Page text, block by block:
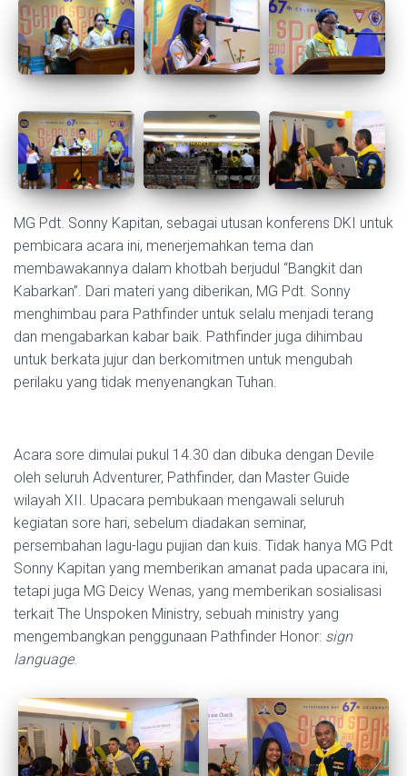
MG Pdt. Sonny Kapitan, sebagai utusan konferens DKI untuk
pembicara acara ini, menerjemahkan tema dan
membawakannya dalam khotbah berjudul “Bangkit dan
Kabarkan”. Dari materi yang diberikan, MG Pdt. Sonny
menghimbau para Pathfinder untuk selalu menjadi terang
dan mengabarkan kabar baik. Pathfinder juga dihimbau
untuk berkata jujur dan berkomitmen untuk mengubah
perilaku yang tidak menyenangkan Tuhan.
Acara sore dimulai pukul 14.30 dan dibuka dengan Devile
oleh seluruh Adventurer, Pathfinder, dan Master Guide
wilayah XII. Upacara pembukaan mengawali seluruh
kegiatan sore hari, sebelum diadakan seminar,
persembahan lagu-lagu pujian dan kuis. Tidak hanya MG Pdt
Sonny Kapitan yang memberikan amanat pada upacara ini,
tetapi juga MG Deicy Wenas, yang memberikan sosialisasi
terkait The Unspoken Ministry, sebuah ministry yang
mengembangkan penggunaan Pathfinder Honor: sign
language.